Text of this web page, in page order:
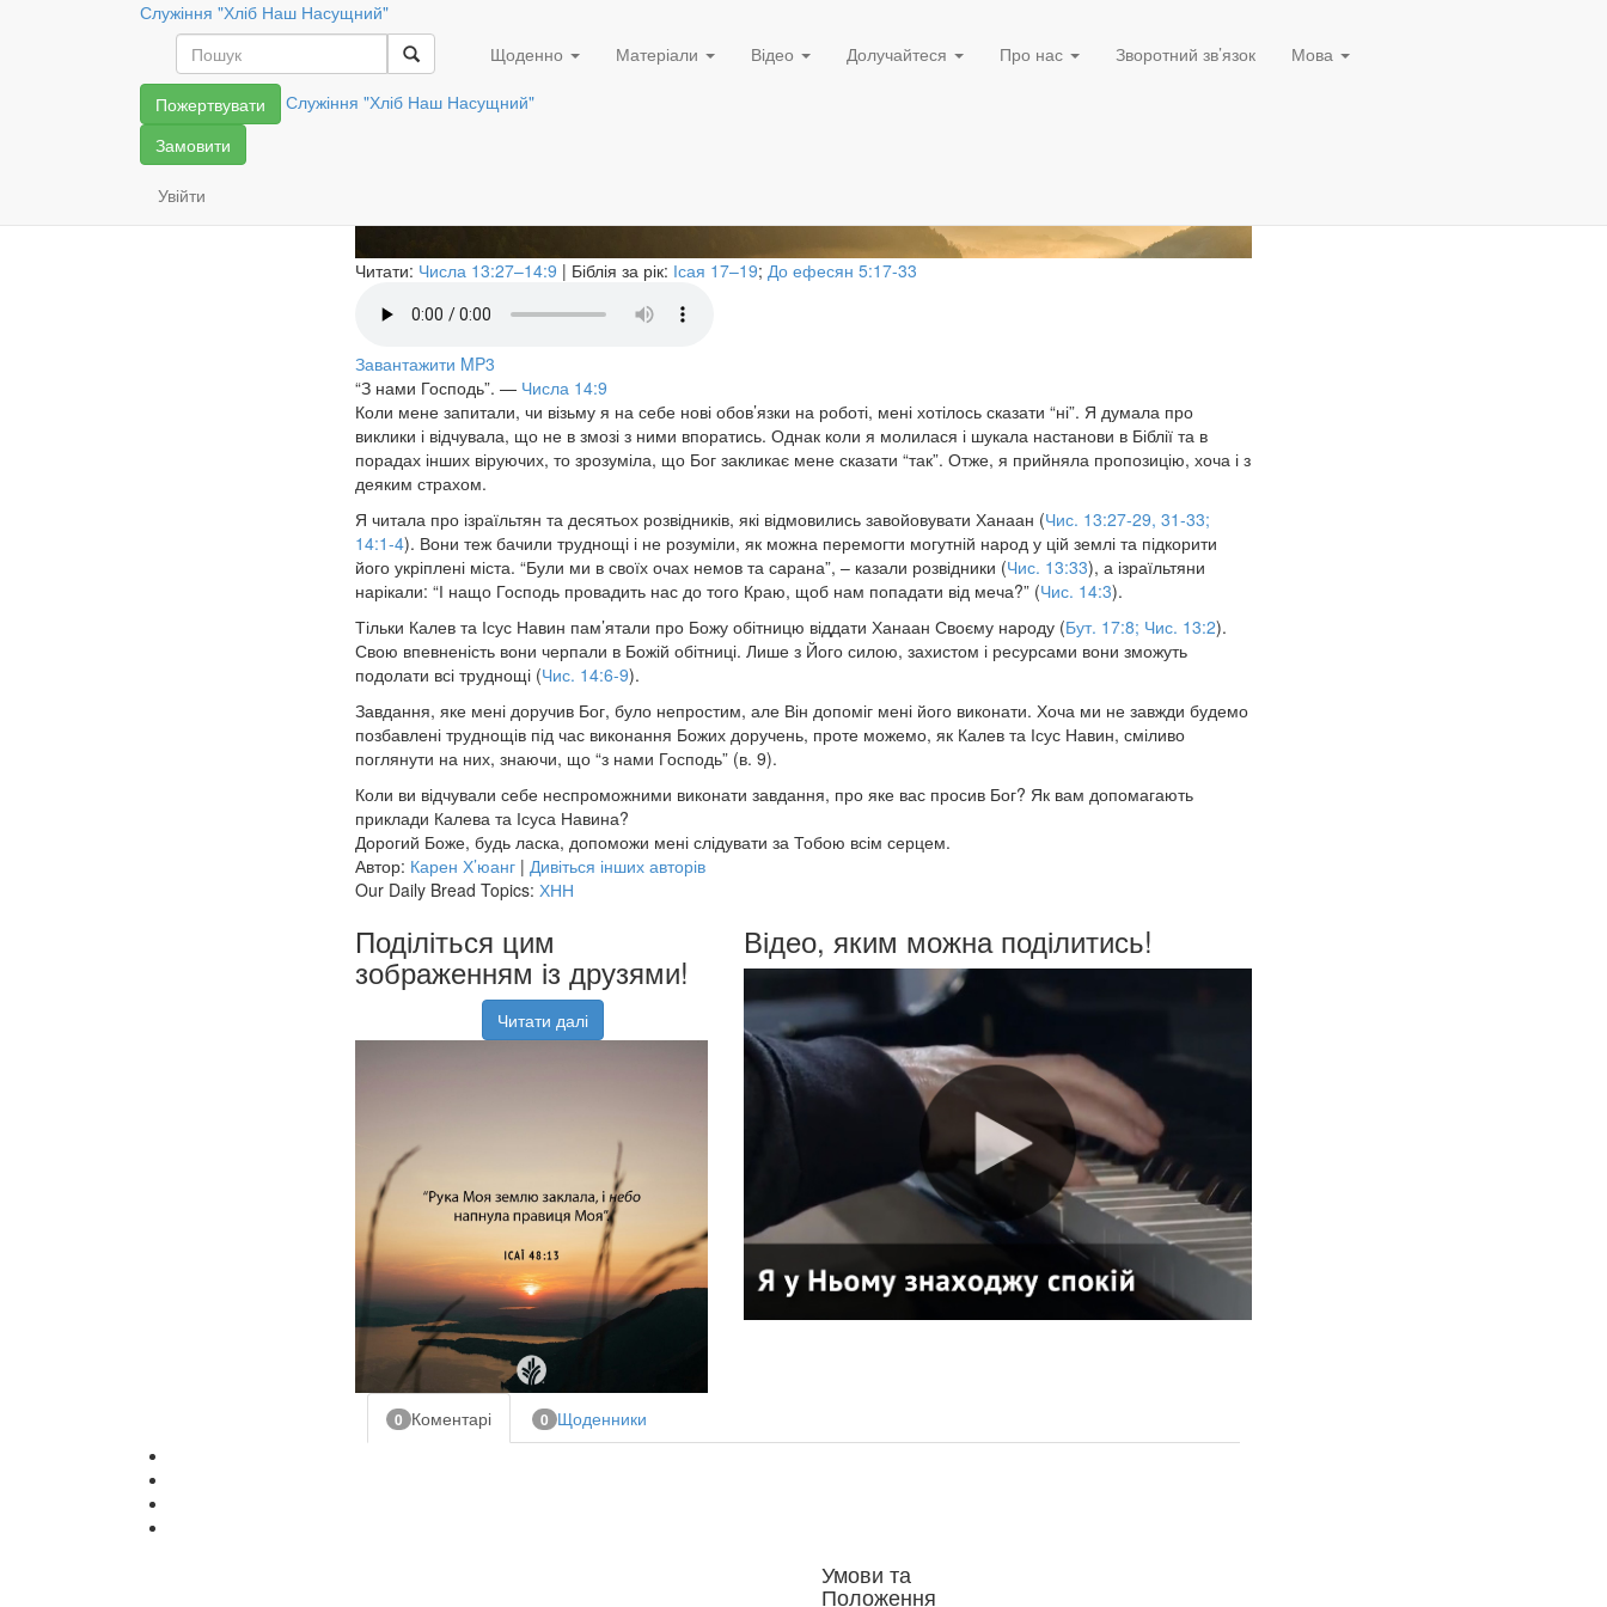
Служіння "Хліб Наш Насущний"
Щоденно
Матеріали Відео Долучайтеся Про нас Зворотний зв’язок Мова
Пожертвувати
Служіння "Хліб Наш Насущний"
Замовити
Увійти
Вірою казати “так”
Читати: Числа 13:27–14:9 | Біблія за рік: Ісая 17–19; До ефесян 5:17-33
Завантажити MP3
“З нами Господь”. — Числа 14:9
Коли мене запитали, чи візьму я на себе нові обов’язки на роботі, мені хотілось сказати “ні”. Я думала про
виклики і відчувала, що не в змозі з ними впоратись. Однак коли я молилася і шукала настанови в Біблії та в
порадах інших віруючих, то зрозуміла, що Бог закликає мене сказати “так”. Отже, я прийняла пропозицію, хоча і з
деяким страхом.
Я читала про ізраїльтян та десятьох розвідників, які відмовились завойовувати Ханаан (Чис. 13:27-29, 31-33;
14:1-4). Вони теж бачили труднощі і не розуміли, як можна перемогти могутній народ у цій землі та підкорити
його укріплені міста. “Були ми в своїх очах немов та сарана”, – казали розвідники (Чис. 13:33), а ізраїльтяни
нарікали: “І нащо Господь провадить нас до того Краю, щоб нам попадати від меча?” (Чис. 14:3).
Тільки Калев та Ісус Навин пам’ятали про Божу обітницю віддати Ханаан Своєму народу (Бут. 17:8; Чис. 13:2).
Свою впевненість вони черпали в Божій обітниці. Лише з Його силою, захистом і ресурсами вони зможуть
подолати всі труднощі (Чис. 14:6-9).
Завдання, яке мені доручив Бог, було непростим, але Він допоміг мені його виконати. Хоча ми не завжди будемо
позбавлені труднощів під час виконання Божих доручень, проте можемо, як Калев та Ісус Навин, сміливо
поглянути на них, знаючи, що “з нами Господь” (в. 9).
Коли ви відчували себе неспроможними виконати завдання, про яке вас просив Бог? Як вам допомагають
приклади Калева та Ісуса Навина?
Дорогий Боже, будь ласка, допоможи мені слідувати за Тобою всім серцем.
Автор: Карен Х’юанг | Дивіться інших авторів
Our Daily Bread Topics: ХНН
Поділіться цим
зображенням із друзями!
Читати далі
Відео, яким можна поділитись!
0 Коментарі 0 Щоденники
Умови та
Положення